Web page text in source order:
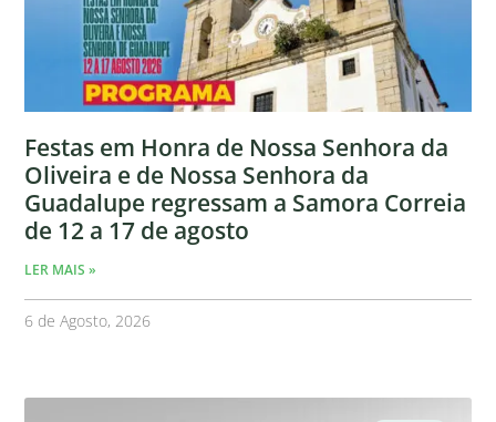
Festas em Honra de Nossa Senhora da
Oliveira e de Nossa Senhora da
Guadalupe regressam a Samora Correia
de 12 a 17 de agosto
LER MAIS »
6 de Agosto, 2026